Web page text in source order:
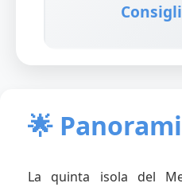
🌟
La quinta isola del